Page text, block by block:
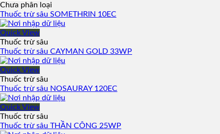
Chưa phân loại
Thuốc trừ sâu SOMETHRIN 10EC
Quick View
Thuốc trừ sâu
Thuốc trừ sâu CAYMAN GOLD 33WP
Quick View
Thuốc trừ sâu
Thuốc trừ sâu NOSAURAY 120EC
Quick View
Thuốc trừ sâu
Thuốc trừ sâu THẦN CÔNG 25WP